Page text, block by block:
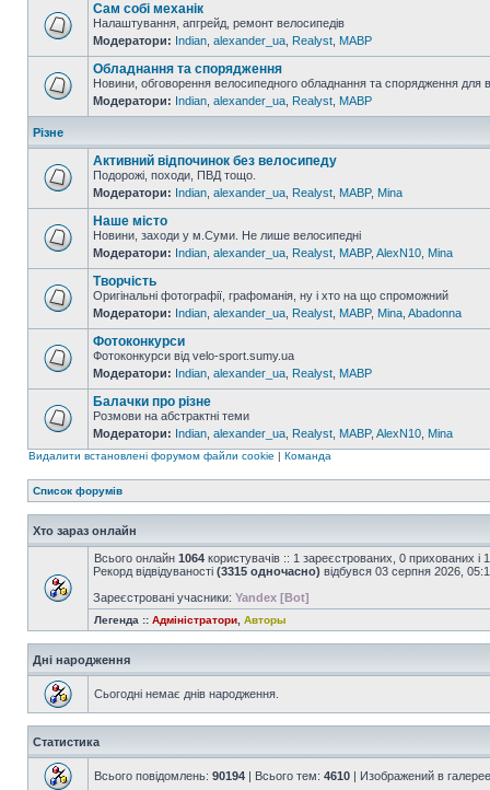
Сам собі механік
Налаштування, апгрейд, ремонт велосипедів
Модератори: Indian alexander_ua Realyst MABP
Обладнання та спорядження
Новини, обговорення велосипедного обладнання та спорядження для
Модератори: Indian alexander_ua Realyst MABP
Різне
Активний відпочинок без велосипеду
Подорожі, походи, ПВД тощо.
Модератори: Indian alexander_ua Realyst MABP, Mina
Наше місто
Новини, заходи у м.Суми. Не лише велосипедні
Модератори: Indian alexander_ua Realyst MABP, AlexN10 Mina
Творчість
Оригінальні фотографії, графоманія, ну і хто на що спроможний
Модератори: Indian alexander_ua Realyst MABP, Mina Abadonna
Фотоконкурси
Фотоконкурси від velo-sport.sumy.ua
Модератори: Indian alexander_ua Realyst MABP
Балачки про різне
Розмови на абстрактні теми
Модератори: Indian alexander_ua Realyst MABP, AlexN10 Mina
Видалити встановлені форумом файли cookie | Команда
Список форумів
Хто зараз онлайн
Всього онлайн 1064 користувачів :: 1 зареєстрованих, 0 прихованих і
Рекорд відвідуваності (3315 одночасно) відбувся 03 серпня 2026,
Зареєстровані учасники: Yandex [Bot]
Легенда :: Адміністратори Авторы
Дні народження
Сьогодні немає днів народження.
Статистика
Всього повідомлень: 90194 | Всього тем: 4610 | Изображений в